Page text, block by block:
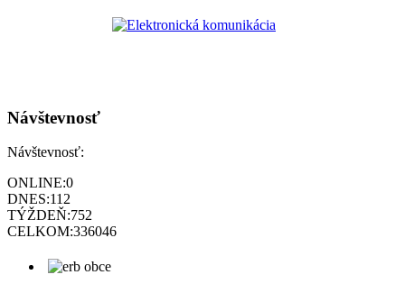
Návštevnosť
Návštevnosť:
ONLINE:0
DNES:112
TÝŽDEŇ:752
CELKOM:336046